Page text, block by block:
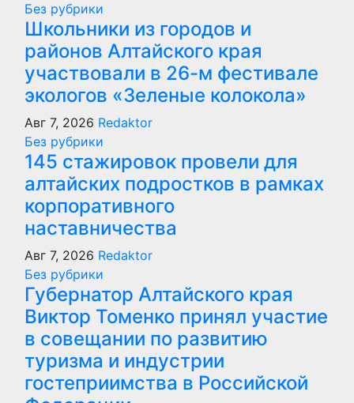
Без рубрики
Школьники из городов и
районов Алтайского края
участвовали в 26-м фестивале
экологов «Зеленые колокола»
Авг 7, 2026 Redaktor
Без рубрики
145 стажировок провели для
алтайских подростков в рамках
корпоративного
наставничества
Авг 7, 2026 Redaktor
Без рубрики
Губернатор Алтайского края
Виктор Томенко принял участие
в совещании по развитию
туризма и индустрии
гостеприимства в Российской